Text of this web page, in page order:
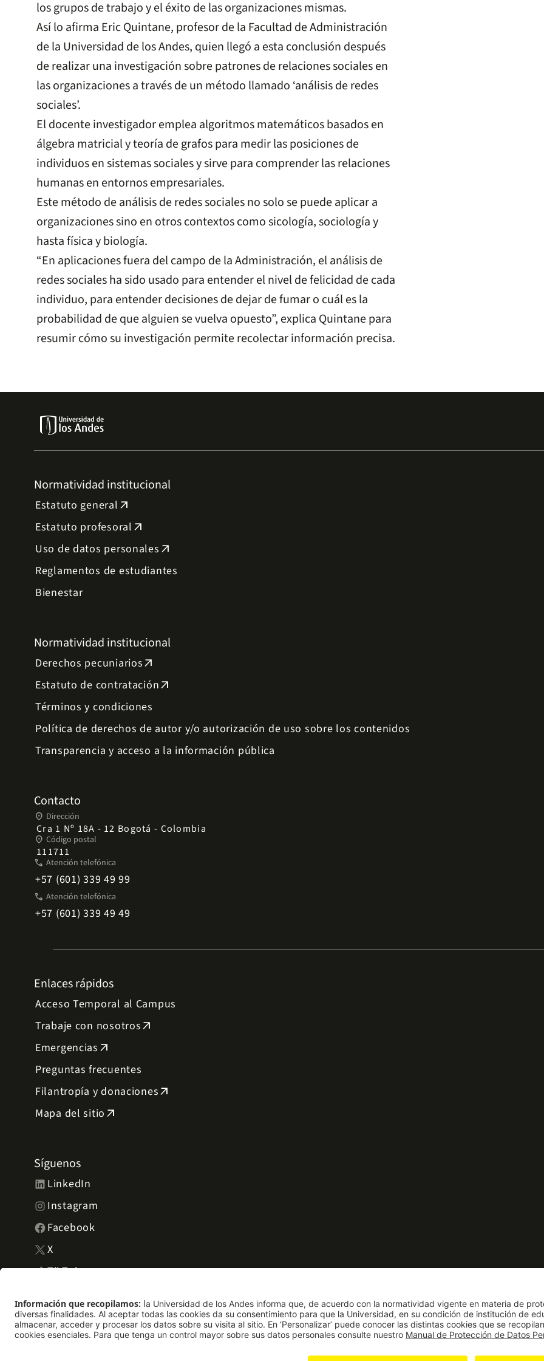
los grupos de trabajo y el éxito de las organizaciones mismas.
Así lo afirma Eric Quintane, profesor de la Facultad de Administración
de la Universidad de los Andes, quien llegó a esta conclusión después
de realizar una investigación sobre patrones de relaciones sociales en
las organizaciones a través de un método llamado ‘análisis de redes
sociales’.
El docente investigador emplea algoritmos matemáticos basados en
álgebra matricial y teoría de grafos para medir las posiciones de
individuos en sistemas sociales y sirve para comprender las relaciones
humanas en entornos empresariales.
Este método de análisis de redes sociales no solo se puede aplicar a
organizaciones sino en otros contextos como sicología, sociología y
hasta física y biología.
“En aplicaciones fuera del campo de la Administración, el análisis de
redes sociales ha sido usado para entender el nivel de felicidad de cada
individuo, para entender decisiones de dejar de fumar o cuál es la
probabilidad de que alguien se vuelva opuesto”, explica Quintane para
resumir cómo su investigación permite recolectar información precisa.
Normatividad institucional
Estatuto general arrow_outward
Estatuto profesoral arrow_outward
Uso de datos personales arrow_outward
Reglamentos de estudiantes
Bienestar
Normatividad institucional
Derechos pecuniariosarrow_outward
Estatuto de contrataciónarrow_outward
Términos y condiciones
Política de derechos de autor y/o autorización de uso sobre los contenidos
Transparencia y acceso a la información pública
Contacto
place Dirección
Cra 1 Nº 18A - 12 Bogotá - Colombia
place Código postal
111711
phone Atención telefónica
+57 (601) 339 49 99
phone Atención telefónica
+57 (601) 339 49 49
Enlaces rápidos
Acceso Temporal al Campus
Trabaje con nosotrosarrow_outward
Emergencias arrow_outward
Preguntas frecuentes
Filantropía y donacionesarrow_outward
Mapa del sitio arrow_outward
Síguenos
LinkedIn
Instagram
Facebook
X
TikTok